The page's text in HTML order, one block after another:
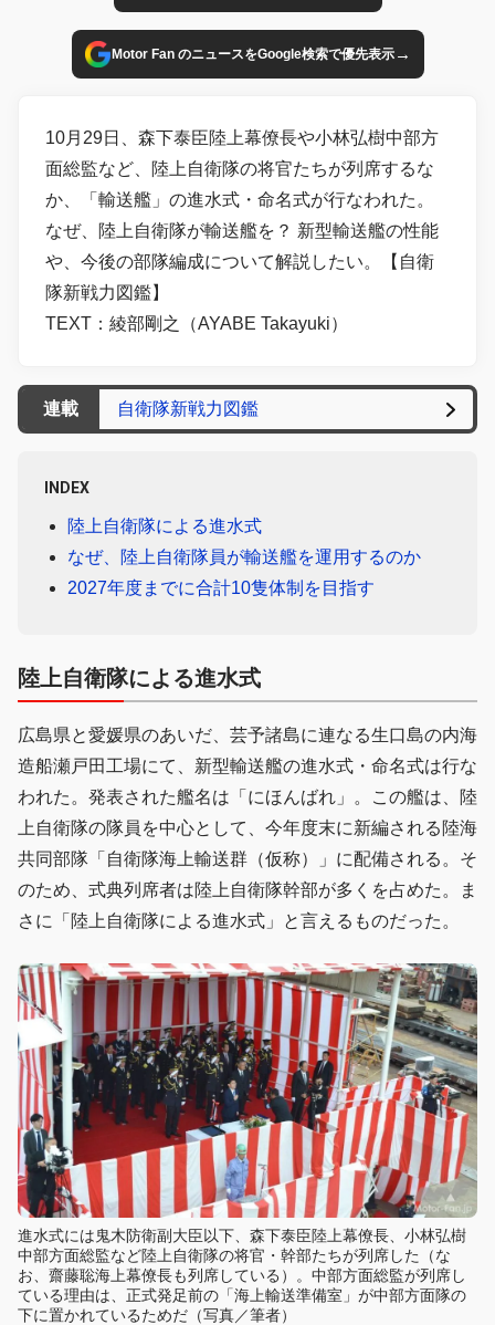
Motor Fan のニュースをGoogle検索で優先表示→
10月29日、森下泰臣陸上幕僚長や小林弘樹中部方
面総監など、陸上自衛隊の将官たちが列席するな
か、「輸送艦」の進水式・命名式が行なわれた。
なぜ、陸上自衛隊が輸送艦を？ 新型輸送艦の性能
や、今後の部隊編成について解説したい。【自衛
隊新戦力図鑑】
TEXT：綾部剛之（AYABE Takayuki）
連載 自衛隊新戦力図鑑
INDEX
陸上自衛隊による進水式
なぜ、陸上自衛隊員が輸送艦を運用するのか
2027年度までに合計10隻体制を目指す
陸上自衛隊による進水式
広島県と愛媛県のあいだ、芸予諸島に連なる生口島の内海
造船瀬戸田工場にて、新型輸送艦の進水式・命名式は行な
われた。発表された艦名は「にほんばれ」。この艦は、陸
上自衛隊の隊員を中心として、今年度末に新編される陸海
共同部隊「自衛隊海上輸送群（仮称）」に配備される。そ
のため、式典列席者は陸上自衛隊幹部が多くを占めた。ま
さに「陸上自衛隊による進水式」と言えるものだった。
進水式には鬼木防衛副大臣以下、森下泰臣陸上幕僚長、小林弘樹
中部方面総監など陸上自衛隊の将官・幹部たちが列席した（な
お、齋藤聡海上幕僚長も列席している）。中部方面総監が列席し
ている理由は、正式発足前の「海上輸送準備室」が中部方面隊の
下に置かれているためだ（写真／筆者）